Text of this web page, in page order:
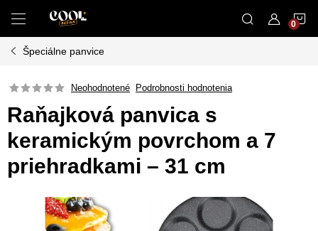
obsah
Špeciálne panvice
Neohodnotené Podrobnosti hodnotenia
Raňajková panvica s
keramickým povrchom a 7
priehradkami – 31 cm